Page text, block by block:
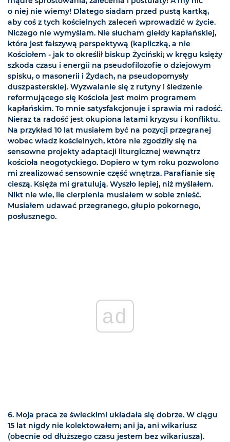
o niej nie wiemy! Dlatego siadam przed pustą kartką,
aby coś z tych kościelnych zaleceń wprowadzić w życie.
Niczego nie wymyślam. Nie słucham giełdy kapłańskiej,
która jest fałszywą perspektywą (kapliczką, a nie
Kościołem - jak to określił biskup Życiński; w kręgu księży
szkoda czasu i energii na pseudofilozofie o dziejowym
spisku, o masonerii i Żydach, na pseudopomysły
duszpasterskie). Wyzwalanie się z rutyny i śledzenie
reformującego się Kościoła jest moim programem
kapłańskim. To mnie satysfakcjonuje i sprawia mi radość.
Nieraz ta radość jest okupiona latami kryzysu i konfliktu.
Na przykład 10 lat musiałem być na pozycji przegranej
wobec władz kościelnych, które nie zgodziły się na
sensowne projekty adaptacji liturgicznej wewnątrz
kościoła neogotyckiego. Dopiero w tym roku pozwolono
mi zrealizować sensownie część wnętrza. Parafianie się
cieszą. Księża mi gratulują. Wyszło lepiej, niż myślałem.
Nikt nie wie, ile cierpienia musiałem w sobie znieść.
Musiałem udawać przegranego, głupio pokornego,
posłusznego.
ad
6. Moja praca ze świeckimi układała się dobrze. W ciągu
15 lat nigdy nie kolektowałem; ani ja, ani wikariusz
(obecnie od dłuższego czasu jestem bez wikariusza).